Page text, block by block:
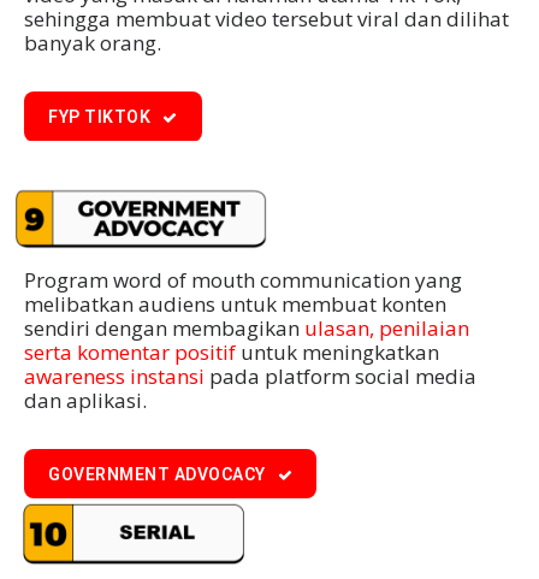
sehingga membuat video tersebut viral dan dilihat
banyak orang.
FYP TIKTOK
Program word of mouth communication yang
melibatkan audiens untuk membuat konten
sendiri dengan membagikan ulasan, penilaian
serta komentar positif untuk meningkatkan
awareness instansi pada platform social media
dan aplikasi.
GOVERNMENT ADVOCACY